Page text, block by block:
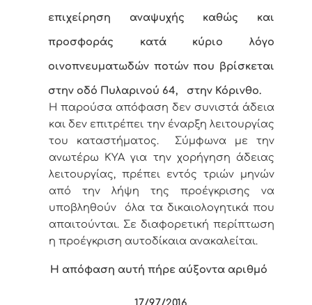
επιχείρηση αναψυχής καθώς και
προσφοράς κατά κύριο λόγο
οινοπνευματωδών ποτών που βρίσκεται
στην οδό Πυλαρινού 64, στην Κόρινθο.
Η παρούσα απόφαση δεν συνιστά άδεια
και δεν επιτρέπει την έναρξη λειτουργίας
του καταστήματος. Σύμφωνα με την
ανωτέρω ΚΥΑ για την χορήγηση άδειας
λειτουργίας, πρέπει εντός τριών μηνών
από την λήψη της προέγκρισης να
υποβληθούν όλα τα δικαιολογητικά που
απαιτούνται. Σε διαφορετική περίπτωση
η προέγκριση αυτοδίκαια ανακαλείται.
Η απόφαση αυτή πήρε αύξοντα αριθμό